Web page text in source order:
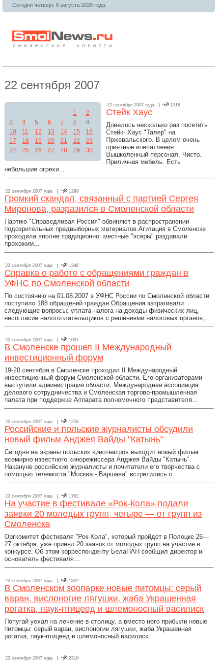
Сегодня четверг, 6 августа 2026 года.
22 сентября 2007
1
2
3
4 5 6 7 8
9
10
11 12 13 14 15
16
17
18 19 20 21 22
23
24
25 26 27 28 29 30
22 сентября 2007 года | 1518
Стейк Хаус
Довелось несколько раз посетить
Стейк- Хаус "Талер" на
Пржевальского. В целом очень
приятные впечатления.
Вышколенный персонал. Чисто.
Приличная мебель. Есть
небольшие огрехи...
22 сентября 2007 года | 1290
Громкий скандал, связанный с партией Сергея
Миронова, разразился в Смоленской области
Партию "Справедливая Россия" обвиняют в распространении
подозрительных предвыборных материалов.Агитация в Смоленске
проходила вполне традиционно: местные "эсеры" раздавали
прохожим...
22 сентября 2007 года | 1348
Справка о работе с обращениями граждан в
УФНС по Смоленской области
По состоянию на 01.08.2007 в УФНС России по Смоленской области
поступило 188 обращений граждан.Обращения затрагивали
следующие вопросы: уплата налога на доходы физических лиц,
несогласие налогоплательщиков с решениями налоговых органов,...
22 сентября 2007 года | 1097
В Смоленске прошел II Международный
инвестиционный форум
19-20 сентября в Смоленске проходил II Международный
инвестиционный форум Смоленской области. Его организаторами
выступили администрация области, Международная ассоциация
делового сотрудничества и Смоленская торгово-промышленная
палата при поддержке Аппарата полномочного представителя...
22 сентября 2007 года | 1258
Российские и польские журналисты обсудили
новый фильм Анджея Вайды "Катынь"
Сегодня на экраны польских кинотеатров выходит новый фильм
всемирно известного кинорежиссера Анджея Вайды "Катынь".
Накануне российские журналисты и почитатели его творчества с
помощью телемоста "Москва - Варшава" встретились с...
22 сентября 2007 года | 1762
На участие в фестивале «Рок-Кола» подали
заявки 20 молодых групп, четыре — от групп из
Смоленска
Оргкомитет фестиваля "Рок-Кола", который пройдет в Полоцке 26—
27 октября, уже принял 20 заявок от молодых групп на участие в
конкурсе. Об этом корреспонденту БелаПАН сообщил директор и
основатель фестиваля...
22 сентября 2007 года | 1822
В Смоленском зоопарке новые питомцы: серый
варан, вислоногие лягушки, жаба Украшенная
рогатка, паук-птицеед и шлемоносный василиск
Попугай уехал на лечение в столицу, а вместо него прибыли новые
питомцы: серый варан, вислоногие лягушки, жаба Украшенная
рогатка, паук-птицеед и шлемоносный василиск.
22 сентября 2007 года | 2310